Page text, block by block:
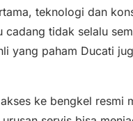
teknologi dan
tidak selalu
yang paham Ducati
ke bengkel resmi